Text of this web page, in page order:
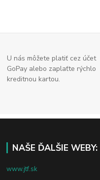
U nás môžete platiť cez účet
GoPay alebo zaplaťte rýchlo
kreditnou kartou.
NAŠE ĎALŠIE WEBY:
www.jtf.sk